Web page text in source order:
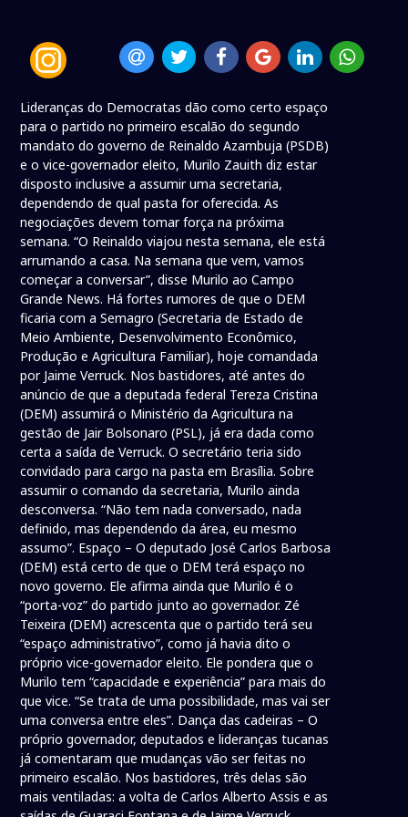
Lideranças do Democratas dão como certo espaço
para o partido no primeiro escalão do segundo
mandato do governo de Reinaldo Azambuja (PSDB)
e o vice-governador eleito, Murilo Zauith diz estar
disposto inclusive a assumir uma secretaria,
dependendo de qual pasta for oferecida. As
negociações devem tomar força na próxima
semana. “O Reinaldo viajou nesta semana, ele está
arrumando a casa. Na semana que vem, vamos
começar a conversar”, disse Murilo ao Campo
Grande News. Há fortes rumores de que o DEM
ficaria com a Semagro (Secretaria de Estado de
Meio Ambiente, Desenvolvimento Econômico,
Produção e Agricultura Familiar), hoje comandada
por Jaime Verruck. Nos bastidores, até antes do
anúncio de que a deputada federal Tereza Cristina
(DEM) assumirá o Ministério da Agricultura na
gestão de Jair Bolsonaro (PSL), já era dada como
certa a saída de Verruck. O secretário teria sido
convidado para cargo na pasta em Brasília. Sobre
assumir o comando da secretaria, Murilo ainda
desconversa. “Não tem nada conversado, nada
definido, mas dependendo da área, eu mesmo
assumo”. Espaço – O deputado José Carlos Barbosa
(DEM) está certo de que o DEM terá espaço no
novo governo. Ele afirma ainda que Murilo é o
“porta-voz” do partido junto ao governador. Zé
Teixeira (DEM) acrescenta que o partido terá seu
“espaço administrativo”, como já havia dito o
próprio vice-governador eleito. Ele pondera que o
Murilo tem “capacidade e experiência” para mais do
que vice. “Se trata de uma possibilidade, mas vai ser
uma conversa entre eles”. Dança das cadeiras – O
próprio governador, deputados e lideranças tucanas
já comentaram que mudanças vão ser feitas no
primeiro escalão. Nos bastidores, três delas são
mais ventiladas: a volta de Carlos Alberto Assis e as